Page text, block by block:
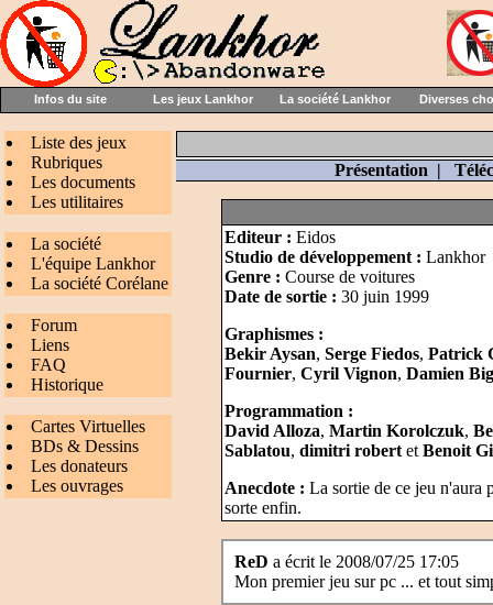
Infos du site Les jeux Lankhor La société Lankhor Diverses
Liste des jeux
Rubriques
Les documents
Les utilitaires
La société
L'équipe Lankhor
La société Corélane
Forum
Liens
FAQ
Historique
Cartes Virtuelles
BDs & Dessins
Les donateurs
Les ouvrages
Présentation |
Editeur : Eidos
Studio de développement : Lankhor
Genre : Course de voitures
Date de sortie : 30 juin 1999
Graphismes :
Bekir Aysan, Serge Fiedos, Patrick
Fournier, Cyril Vignon, Damien
Programmation :
David Alloza, Martin Korolczuk,
Sablatou, dimitri robert et Benoit
Anecdote : La sortie de ce jeu n'aura
sorte enfin.
ReD a écrit le 2008/07/25 17:05
Mon premier jeu sur pc ... et tout